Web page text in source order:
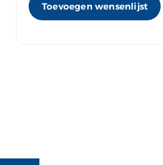
Toevoegen wensenlijst